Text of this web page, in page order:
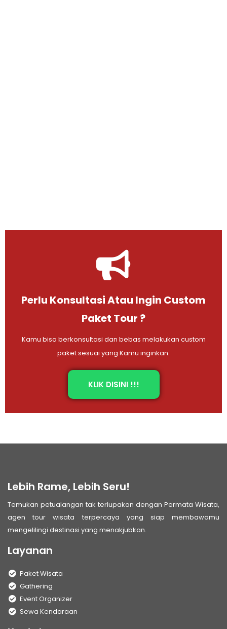
Perlu Konsultasi Atau Ingin Custom
Paket Tour ?
Kamu bisa berkonsultasi dan bebas melakukan custom
paket sesuai yang Kamu inginkan.
KLIK DISINI !!!
Lebih Rame, Lebih Seru!
Temukan petualangan tak terlupakan dengan Permata Wisata,
agen tour wisata terpercaya yang siap membawamu
mengelilingi destinasi yang menakjubkan.
Layanan
Paket Wisata
Gathering
Event Organizer
Sewa Kendaraan